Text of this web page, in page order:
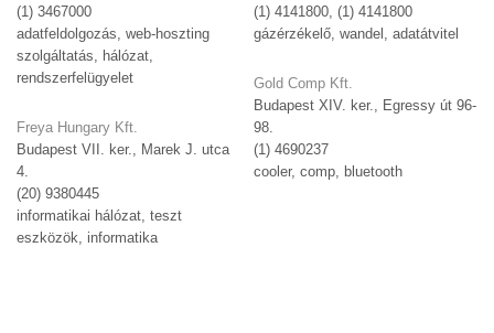
(1) 3467000
adatfeldolgozás, web-hoszting
szolgáltatás, hálózat,
rendszerfelügyelet
Freya Hungary Kft.
Budapest VII. ker., Marek J. utca
4.
(20) 9380445
informatikai hálózat, teszt
eszközök, informatika
(1) 4141800, (1) 4141800
gázérzékelő, wandel, adatátvitel
Gold Comp Kft.
Budapest XIV. ker., Egressy út 96-
98.
(1) 4690237
cooler, comp, bluetooth